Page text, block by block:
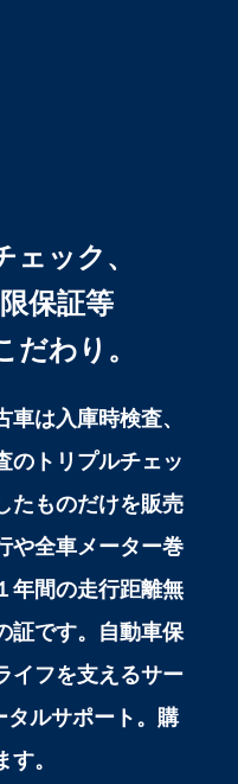
ック、
保証等
だわり。
は入庫時検査、
のトリプルチェッ
たものだけを販売
や全車メーター巻
年間の走行距離無
証です。自動車保
イフを支えるサー
タルサポート。購
。